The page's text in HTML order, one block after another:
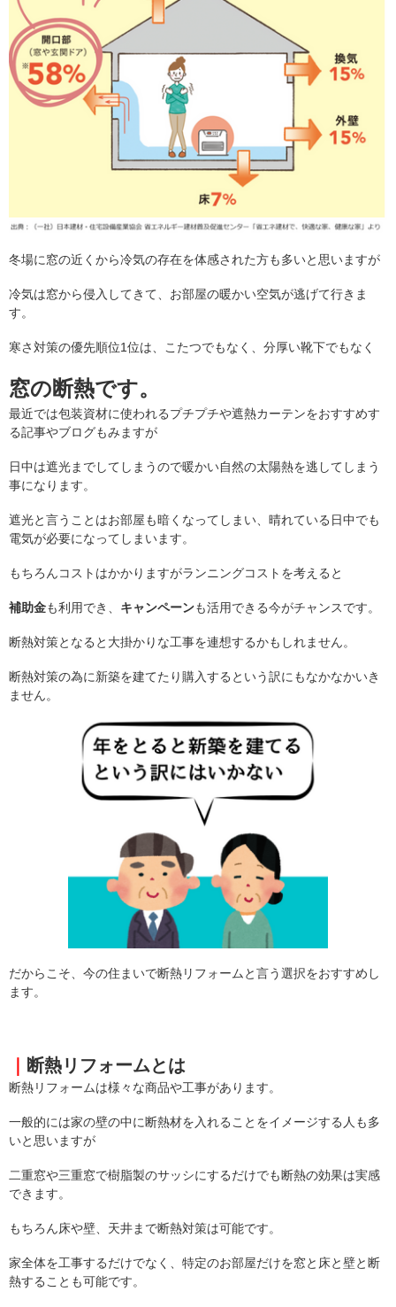
冬場に窓の近くから冷気の存在を体感された方も多いと思いますが
冷気は窓から侵入してきて、お部屋の暖かい空気が逃げて行きま
す。
寒さ対策の優先順位1位は、こたつでもなく、分厚い靴下でもなく
窓の断熱です。
最近では包装資材に使われるプチプチや遮熱カーテンをおすすめす
る記事やブログもみますが
日中は遮光までしてしまうので暖かい自然の太陽熱を逃してしまう
事になります。
遮光と言うことはお部屋も暗くなってしまい、晴れている日中でも
電気が必要になってしまいます。
もちろんコストはかかりますがランニングコストを考えると
補助金も利用でき、 キャンペーンも活用できる今がチャンスです。
断熱対策となると大掛かりな工事を連想するかもしれません。
断熱対策の為に新築を建てたり購入するという訳にもなかなかいき
ません。
だからこそ、今の住まいで断熱リフォームと言う選択をおすすめし
ます。
｜ 断熱リフォームとは
断熱リフォームは様々な商品や工事があります。
一般的には家の壁の中に断熱材を入れることをイメージする人も多
いと思いますが
二重窓や三重窓で樹脂製のサッシにするだけでも断熱の効果は実感
できます。
もちろん床や壁、天井まで断熱対策は可能です。
家全体を工事するだけでなく、特定のお部屋だけを窓と床と壁と断
熱することも可能です。